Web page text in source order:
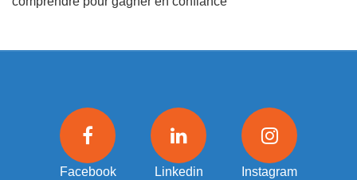
Facebook Linkedin Instagram